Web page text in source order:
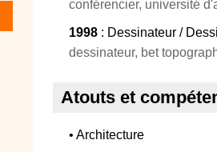
conférencier, université
1998 : Dessinateur /
dessinateur, bet
Atouts et
• Architecture